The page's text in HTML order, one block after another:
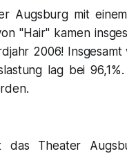
Augsburg mit
"Hair" kamen
2006!
lag bei
das Theater